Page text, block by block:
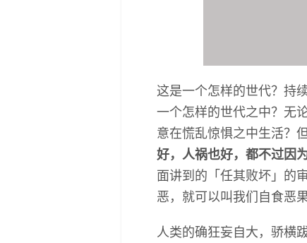
这是一个怎样的世代？持
一个怎样的世代之中？无
意在慌乱惊惧之中生活？
好，人祸也好，都不过因
面讲到的「任其败坏」的
恶，就可以叫我们自食恶
人类的确狂妄自大，骄横